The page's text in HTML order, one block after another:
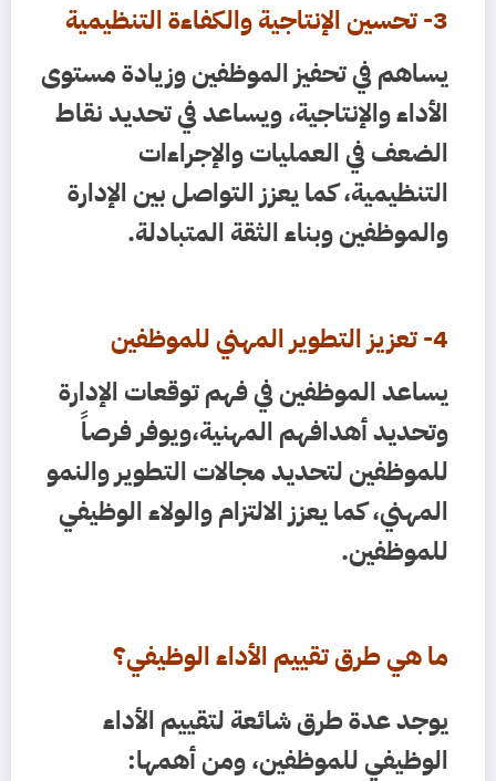
3- تحسين الإنتاجية والكفاءة التنظيمية
يساهم في تحفيز الموظفين وزيادة مستوى
الأداء والإنتاجية، ويساعد في تحديد نقاط
الضعف في العمليات والإجراءات
التنظيمية، كما يعزز التواصل بين الإدارة
والموظفين وبناء الثقة المتبادلة.
4- تعزيز التطوير المهني للموظفين
يساعد الموظفين في فهم توقعات الإدارة
وتحديد أهدافهم المهنية،ويوفر فرصاً
للموظفين لتحديد مجالات التطوير والنمو
المهني، كما يعزز الالتزام والولاء الوظيفي
للموظفين.
ما هي طرق تقييم الأداء الوظيفي؟
يوجد عدة طرق شائعة لتقييم الأداء
الوظيفي للموظفين، ومن أهمها: